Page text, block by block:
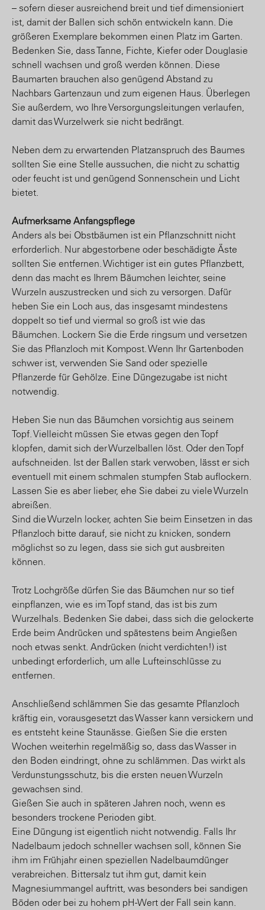
– sofern dieser ausreichend breit und tief dimensioniert
ist, damit der Ballen sich schön entwickeln kann. Die
größeren Exemplare bekommen einen Platz im Garten.
Bedenken Sie, dass Tanne, Fichte, Kiefer oder Douglasie
schnell wachsen und groß werden können. Diese
Baumarten brauchen also genügend Abstand zu
Nachbars Gartenzaun und zum eigenen Haus. Überlegen
Sie außerdem, wo Ihre Versorgungsleitungen verlaufen,
damit das Wurzelwerk sie nicht bedrängt.
Neben dem zu erwartenden Platzanspruch des Baumes
sollten Sie eine Stelle aussuchen, die nicht zu schattig
oder feucht ist und genügend Sonnenschein und Licht
bietet.
Aufmerksame Anfangspflege
Anders als bei Obstbäumen ist ein Pflanzschnitt nicht
erforderlich. Nur abgestorbene oder beschädigte Äste
sollten Sie entfernen. Wichtiger ist ein gutes Pflanzbett,
denn das macht es Ihrem Bäumchen leichter, seine
Wurzeln auszustrecken und sich zu versorgen. Dafür
heben Sie ein Loch aus, das insgesamt mindestens
doppelt so tief und viermal so groß ist wie das
Bäumchen. Lockern Sie die Erde ringsum und versetzen
Sie das Pflanzloch mit Kompost. Wenn Ihr Gartenboden
schwer ist, verwenden Sie Sand oder spezielle
Pflanzerde für Gehölze. Eine Düngezugabe ist nicht
notwendig.
Heben Sie nun das Bäumchen vorsichtig aus seinem
Topf. Vielleicht müssen Sie etwas gegen den Topf
klopfen, damit sich der Wurzelballen löst. Oder den Topf
aufschneiden. Ist der Ballen stark verwoben, lässt er sich
eventuell mit einem schmalen stumpfen Stab auflockern.
Lassen Sie es aber lieber, ehe Sie dabei zu viele Wurzeln
abreißen.
Sind die Wurzeln locker, achten Sie beim Einsetzen in das
Pflanzloch bitte darauf, sie nicht zu knicken, sondern
möglichst so zu legen, dass sie sich gut ausbreiten
können.
Trotz Lochgröße dürfen Sie das Bäumchen nur so tief
einpflanzen, wie es im Topf stand, das ist bis zum
Wurzelhals. Bedenken Sie dabei, dass sich die gelockerte
Erde beim Andrücken und spätestens beim Angießen
noch etwas senkt. Andrücken (nicht verdichten!) ist
unbedingt erforderlich, um alle Lufteinschlüsse zu
entfernen.
Anschließend schlämmen Sie das gesamte Pflanzloch
kräftig ein, vorausgesetzt das Wasser kann versickern und
es entsteht keine Staunässe. Gießen Sie die ersten
Wochen weiterhin regelmäßig so, dass das Wasser in
den Boden eindringt, ohne zu schlämmen. Das wirkt als
Verdunstungsschutz, bis die ersten neuen Wurzeln
gewachsen sind.
Gießen Sie auch in späteren Jahren noch, wenn es
besonders trockene Perioden gibt.
Eine Düngung ist eigentlich nicht notwendig. Falls Ihr
Nadelbaum jedoch schneller wachsen soll, können Sie
ihm im Frühjahr einen speziellen Nadelbaumdünger
verabreichen. Bittersalz tut ihm gut, damit kein
Magnesiummangel auftritt, was besonders bei sandigen
Böden oder bei zu hohem pH-Wert der Fall sein kann.